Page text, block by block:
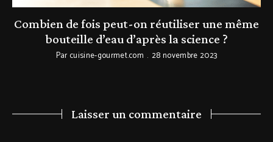
Combien de fois peut-on réutiliser une même
bouteille d’eau d’après la science ?
Par cuisine-gourmet.com 28 novembre 2023
Laisser un commentaire